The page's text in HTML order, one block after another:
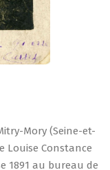
Mory (Seine-et-
Louise Constance
1891 au bureau de